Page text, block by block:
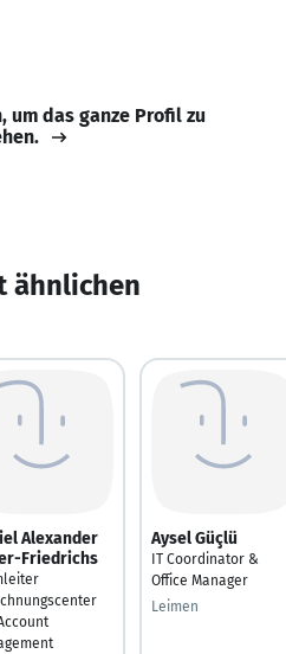
um das ganze Profil zu
ähnlichen
Alexander
Friedrichs
Aysel Güçlü
IT Coordinator &
Office Manager
Leimen